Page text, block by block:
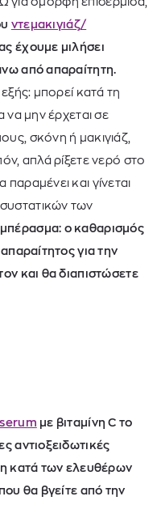
ντεμακιγιάζ/
έχουμε μιλήσει
από απαραίτητη.
μπορεί κατά τη
να μην έρχεται σε
σκόνη ή μακιγιάζ,
απλά ρίξετε νερό στο
και γίνεται
των
ο καθαρισμός
για την
και θα διαπιστώσετε
serum με βιταμίνη C το
αντιοξειδωτικές
κατά των ελευθέρων
θα βγείτε από την